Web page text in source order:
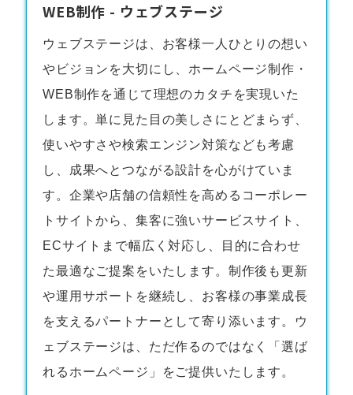
WEB制作 - ウェブステージ
ウェブステージは、お客様一人ひとりの想い
やビジョンを大切にし、 ホームページ制作・
WEB制作を通じて理想のカタチを実現いた
します。単に見た目の美しさにとどまらず、
使いやすさや検索エンジン対策なども考慮
し、成果へとつながる設計を心がけていま
す。企業や店舗の信頼性を高めるコーポレー
トサイトから、集客に強いサービスサイト、
ECサイトまで幅広く対応し、目的に合わせ
た最適なご提案をいたします。制作後も更新
や運用サポートを継続し、お客様の事業成長
を支えるパートナーとして寄り添います。ウ
ェブステージは、ただ作るのではなく「選ば
れるホームページ」をご提供いたします。